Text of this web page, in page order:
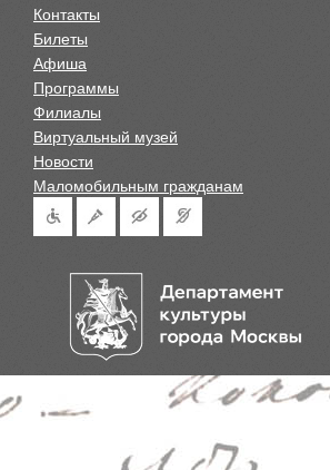
Контакты
Билеты
Афиша
Программы
Филиалы
Виртуальный музей
Новости
Маломобильным гражданам